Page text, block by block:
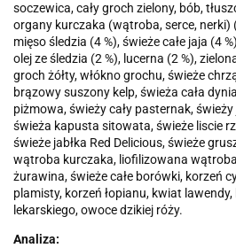
soczewica, cały groch zielony, bób,
organy kurczaka (wątroba, serce, nerki)
mięso śledzia (4 %), świeże całe jaja (4
olej ze śledzia (2 %), lucerna (2 %),
groch żółty, włókno grochu, świeże
brązowy suszony kelp, świeża cała
piżmowa, świeży cały pasternak,
świeża kapusta sitowata, świeże liscie
świeże jabłka Red Delicious, świeże
wątroba kurczaka, liofilizowana
żurawina, świeże całe borówki, korzeń
plamisty, korzeń łopianu, kwiat
lekarskiego, owoce dzikiej róży.
Analiza: